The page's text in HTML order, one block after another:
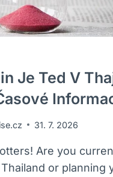
Je Ted V
31. 7. 2026
Are you
or planning